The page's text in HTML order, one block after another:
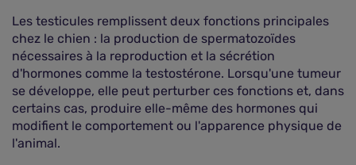
Les testicules remplissent deux fonctions principales
chez le chien : la production de spermatozoïdes
nécessaires à la reproduction et la sécrétion
d'hormones comme la testostérone. Lorsqu'une tumeur
se développe, elle peut perturber ces fonctions et, dans
certains cas, produire elle-même des hormones qui
modifient le comportement ou l'apparence physique de
l'animal.